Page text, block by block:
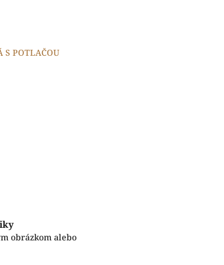
S POTLAČOU
obrázkom alebo